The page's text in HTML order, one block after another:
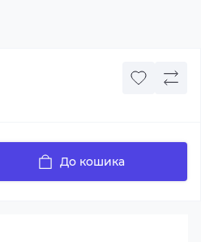
До кошика